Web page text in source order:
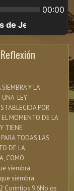
SIEMBRA Y LA
UNA LEY
POR
MOMENTO DE LA
TIENE
TODAS LAS
DE LA
COMO
siembra
siembra
Corintios 9:6No os